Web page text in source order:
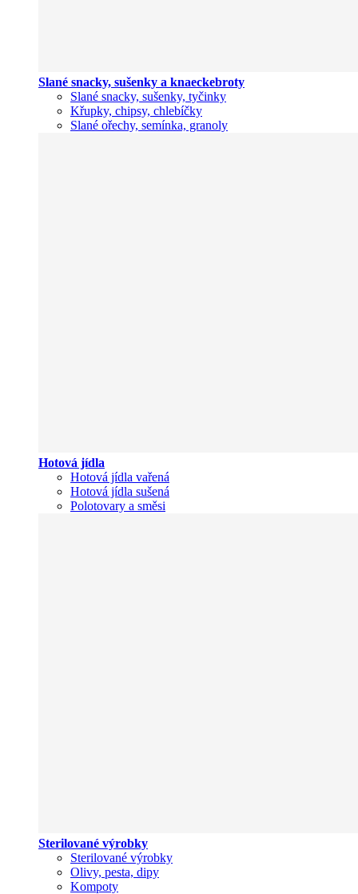
Slané snacky, sušenky a knaeckebroty
Slané snacky, sušenky, tyčinky
Křupky, chipsy, chlebíčky
Slané ořechy, semínka, granoly
Hotová jídla
Hotová jídla vařená
Hotová jídla sušená
Polotovary a směsi
Sterilované výrobky
Sterilované výrobky
Olivy, pesta, dipy
Kompoty